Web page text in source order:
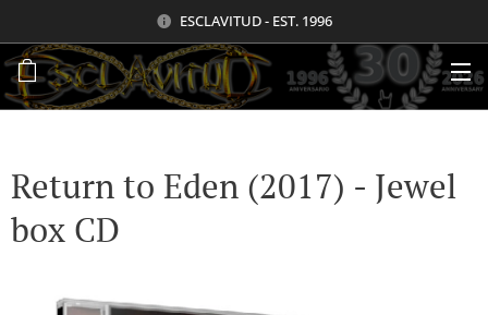
ESCLAVITUD - EST. 1996
Return to Eden (2017) - Jewel
box CD